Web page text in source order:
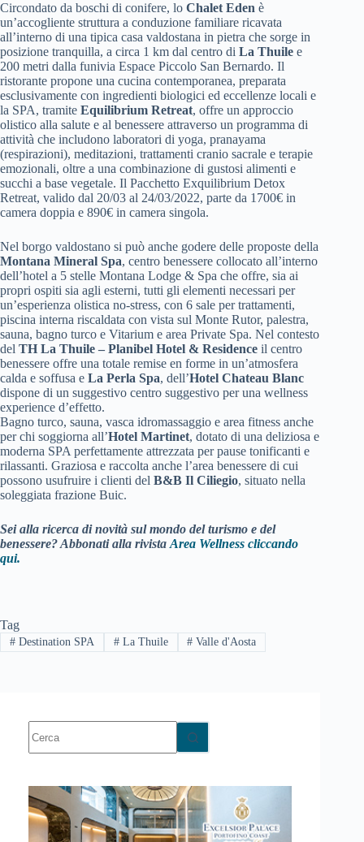
Circondato da boschi di conifere, lo Chalet Eden è
un’accogliente struttura a conduzione familiare ricavata
all’interno di una tipica casa valdostana in pietra che sorge in
posizione tranquilla, a circa 1 km dal centro di La Thuile e
200 metri dalla funivia Espace Piccolo San Bernardo. Il
ristorante propone una cucina contemporanea, preparata
esclusivamente con ingredienti biologici ed eccellenze locali e
la SPA, tramite Equilibrium Retreat, offre un approccio
olistico alla salute e al benessere attraverso un programma di
attività che includono laboratori di yoga, pranayama
(respirazioni), meditazioni, trattamenti cranio sacrale e terapie
emozionali, oltre a una combinazione di gustosi alimenti e
succhi a base vegetale. Il Pacchetto Exquilibrium Detox
Retreat, valido dal 20/03 al 24/03/2022, parte da 1700€ in
camera doppia e 890€ in camera singola.
Nel borgo valdostano si può anche godere delle proposte della
Montana Mineral Spa, centro benessere collocato all’interno
dell’hotel a 5 stelle Montana Lodge & Spa che offre, sia ai
propri ospiti sia agli esterni, tutti gli elementi necessari per
un’esperienza olistica no-stress, con 6 sale per trattamenti,
piscina interna riscaldata con vista sul Monte Rutor, palestra,
sauna, bagno turco e Vitarium e area Private Spa. Nel contesto
del TH La Thuile – Planibel Hotel & Residence il centro
benessere offre una totale remise en forme in un’atmosfera
calda e soffusa e La Perla Spa, dell’Hotel Chateau Blanc
dispone di un suggestivo centro suggestivo per una wellness
experience d’effetto.
Bagno turco, sauna, vasca idromassaggio e area fitness anche
per chi soggiorna all’Hotel Martinet, dotato di una deliziosa e
moderna SPA perfettamente attrezzata per pause tonificanti e
rilassanti. Graziosa e raccolta anche l’area benessere di cui
possono usufruire i clienti del B&B Il Ciliegio, situato nella
soleggiata frazione Buic.
Sei alla ricerca di novità sul mondo del turismo e del
benessere? Abbonati alla rivista Area Wellness cliccando
qui.
Tag
#Destination SPA #La Thuile # Valle d'Aosta
risultato